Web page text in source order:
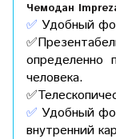
Чемодан
✅ Удобный
✅
определенно
человека.
✅ Удобный
внутренний